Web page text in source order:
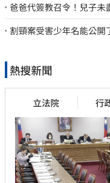
爸爸代簽教召令！兒子未
不去」換3個月刑期
割頸案受害少年名能公
熱搜新聞
立法院 行